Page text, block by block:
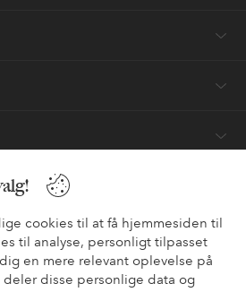
cookies til at få hjemmesiden til
til analyse, personligt tilpasset
en mere relevant oplevelse på
deler disse personlige data og